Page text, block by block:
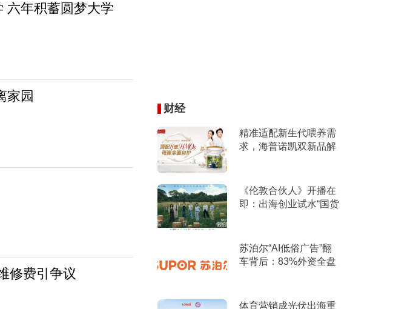
六年积蓄圆梦大学
家园
修费引争议
财经
精准适配新生代喂养需
求，海普诺凯双新品解
《伦敦合伙人》开播在
即：出海创业试水“国货
苏泊尔“AI低俗广告”翻
车背后：83%外资全盘
体育营销成光伏出海重